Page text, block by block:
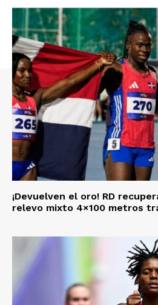
¡Devuelven el oro! RD
relevo mixto 4×100 metros